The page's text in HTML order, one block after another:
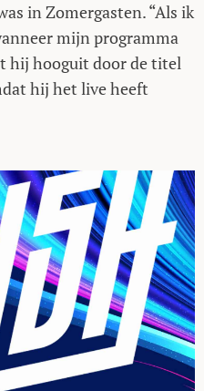
in Zomergasten. “Als ik
mijn programma
hij hooguit door de titel
hij het live heeft